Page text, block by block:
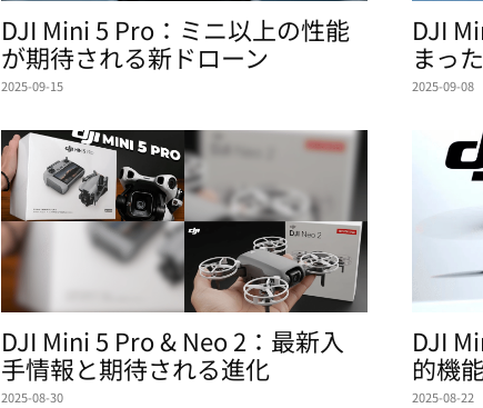
DJI Mini 5 Pro：ミニ以上の性能
が期待される新ドローン
2025-09-15
DJI
まっ
2025-09-08
DJI Mini 5 Pro & Neo 2：最新入
手情報と期待される進化
2025-08-30
DJI
的機
2025-08-22